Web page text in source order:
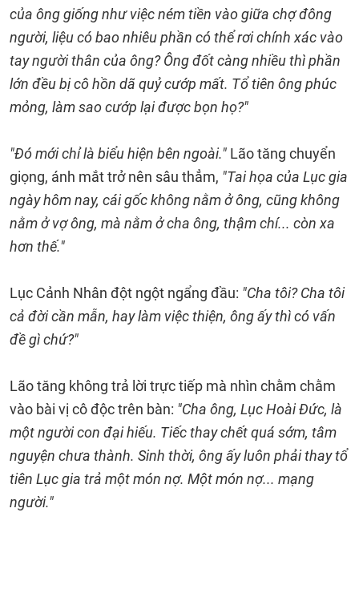
của ông giống như việc ném tiền vào giữa chợ đông
người, liệu có bao nhiêu phần có thể rơi chính xác vào
tay người thân của ông? Ông đốt càng nhiều thì phần
lớn đều bị cô hồn dã quỷ cướp mất. Tổ tiên ông phúc
mỏng, làm sao cướp lại được bọn họ?"
"Đó mới chỉ là biểu hiện bên ngoài." Lão tăng chuyển
giọng, ánh mắt trở nên sâu thẳm, "Tai họa của Lục gia
ngày hôm nay, cái gốc không nằm ở ông, cũng không
nằm ở vợ ông, mà nằm ở cha ông, thậm chí... còn xa
hơn thế."
Lục Cảnh Nhân đột ngột ngẩng đầu: "Cha tôi? Cha tôi
cả đời cần mẫn, hay làm việc thiện, ông ấy thì có vấn
đề gì chứ?"
Lão tăng không trả lời trực tiếp mà nhìn chằm chằm
vào bài vị cô độc trên bàn: "Cha ông, Lục Hoài Đức, là
một người con đại hiếu. Tiếc thay chết quá sớm, tâm
nguyện chưa thành. Sinh thời, ông ấy luôn phải thay tổ
tiên Lục gia trả một món nợ. Một món nợ... mạng
người."